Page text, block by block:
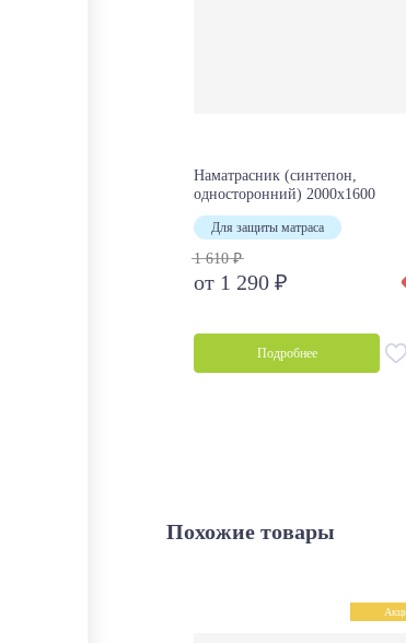
Наматрасник (синтепон,
односторонний) 2000х1600
Для защиты матраса
1 610 ₽
от 1 290 ₽
Подробнее
Похожие товары